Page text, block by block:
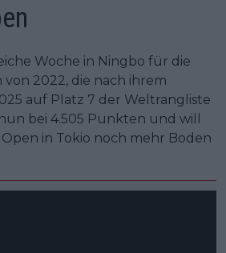
Woche in Ningbo für die
2022, die nach ihrem
auf Platz 7 der Weltrangliste
bei 4.505 Punkten und will
in Tokio noch mehr Boden